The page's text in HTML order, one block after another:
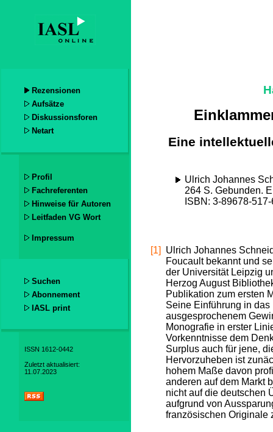
Rezensionen
Aufsätze
Diskussionsforen
Netart
Profil
Fachreferenten
Hinweise für Autoren
Leitfaden VG Wort
Impressum
Suchen
Abonnement
IASL print
ISSN 1612-0442
Zuletzt aktualisiert:
11.07.2023
Eine
Ulrich Johannes
264 S. Gebunden.
ISBN: 3-89678-
[1]
Ulrich Johannes
Foucault bekannt und
der Universität Leipzig
Herzog August
Publikation zum ersten
Seine Einführung in
ausgesprochenem
Monografie in erster
Vorkenntnisse dem
Surplus auch für jene,
Hervorzuheben ist
hohem Maße davon
anderen auf dem Markt
nicht auf die deutschen
aufgrund von
französischen Originale